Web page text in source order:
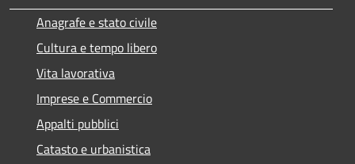
Anagrafe e stato civile
Cultura e tempo libero
Vita lavorativa
Imprese e Commercio
Appalti pubblici
Catasto e urbanistica